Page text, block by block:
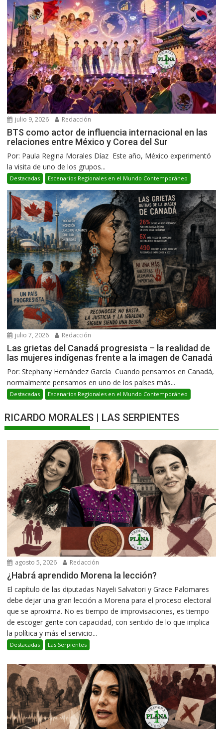
julio 9, 2026 Redacción
BTS como actor de influencia internacional en las
relaciones entre México y Corea del Sur
Por: Paula Regina Morales Díaz Este año, México experimentó
la visita de uno de los grupos...
Destacadas Escenarios Regionales en el Mundo Contemporáneo
julio 7, 2026 Redacción
Las grietas del Canadá progresista – la realidad de
las mujeres indígenas frente a la imagen de Canadá
Por: Stephany Hernàndez García Cuando pensamos en Canadá,
normalmente pensamos en uno de los países más...
Destacadas Escenarios Regionales en el Mundo Contemporáneo
RICARDO MORALES | LAS SERPIENTES
agosto 5, 2026 Redacción
¿Habrá aprendido Morena la lección?
El capítulo de las diputadas Nayeli Salvatori y Grace Palomares
debe dejar una gran lección a Morena para el proceso electoral
que se aproxima. No es tiempo de improvisaciones, es tiempo
de escoger gente con capacidad, con sentido de lo que implica
la política y más el servicio...
Destacadas Las Serpientes